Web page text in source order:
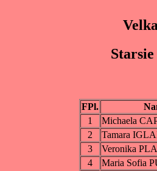
FPl.
1
Michaela
2
Tamara
3
Veronika
4
Maria Sofia